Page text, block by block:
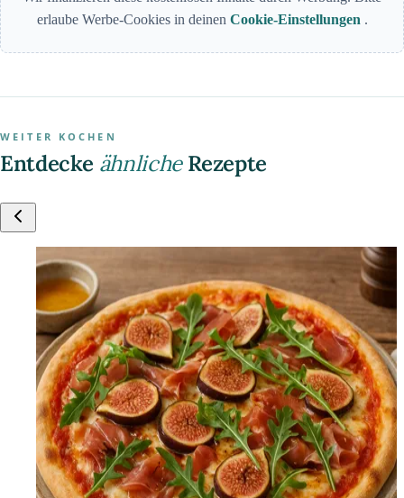
erlaube Werbe-Cookies in deinen Cookie-Einstellungen .
WEITER KOCHEN
Entdecke ähnlicheRezepte